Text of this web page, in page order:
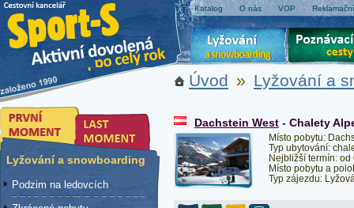
Katalog O nás VOP
Úvod » Lyžování a
Dachstein West - Chalety
Místo pobytu:
Typ ubytování:
Nejbližší termín:
Místo pobytu a
Typ zájezdu:
Lyžování a snowboarding
Podzim na ledovcích